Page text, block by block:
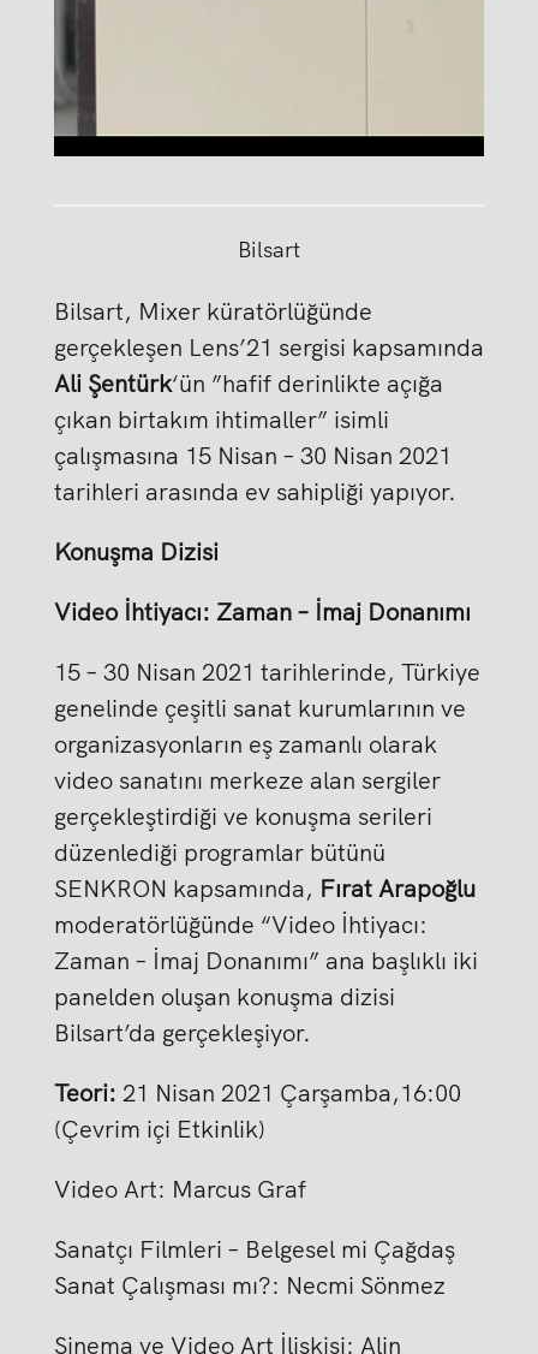
Bilsart
Bilsart, Mixer küratörlüğünde
gerçekleşen Lens’21 sergisi kapsamında
Ali Şentürk‘ün ”hafif derinlikte açığa
çıkan birtakım ihtimaller” isimli
çalışmasına 15 Nisan – 30 Nisan 2021
tarihleri arasında ev sahipliği yapıyor.
Konuşma Dizisi
Video İhtiyacı: Zaman – İmaj Donanımı
15 – 30 Nisan 2021 tarihlerinde, Türkiye
genelinde çeşitli sanat kurumlarının ve
organizasyonların eş zamanlı olarak
video sanatını merkeze alan sergiler
gerçekleştirdiği ve konuşma serileri
düzenlediği programlar bütünü
SENKRON kapsamında, Fırat Arapoğlu
moderatörlüğünde “Video İhtiyacı:
Zaman – İmaj Donanımı” ana başlıklı iki
panelden oluşan konuşma dizisi
Bilsart’da gerçekleşiyor.
Teori: 21 Nisan 2021 Çarşamba,16:00
(Çevrim içi Etkinlik)
Video Art: Marcus Graf
Sanatçı Filmleri – Belgesel mi Çağdaş
Sanat Çalışması mı?: Necmi Sönmez
Sinema ve Video Art İlişkisi: Alin